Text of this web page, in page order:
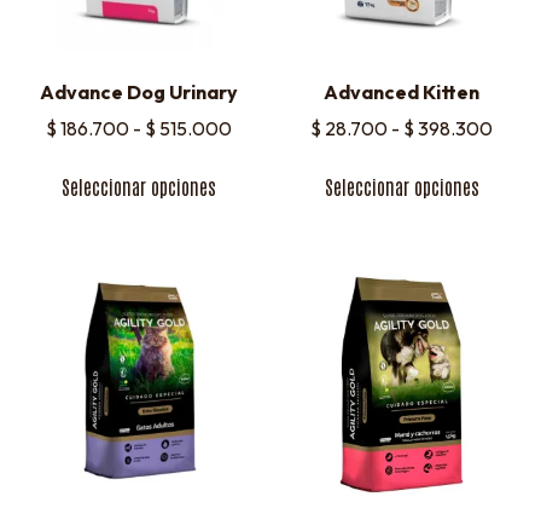
Advance Dog Urinary
$ 186.700 - $ 515.000
Seleccionar opciones
Advanced Kitten
$ 28.700 - $ 398.300
Seleccionar opciones